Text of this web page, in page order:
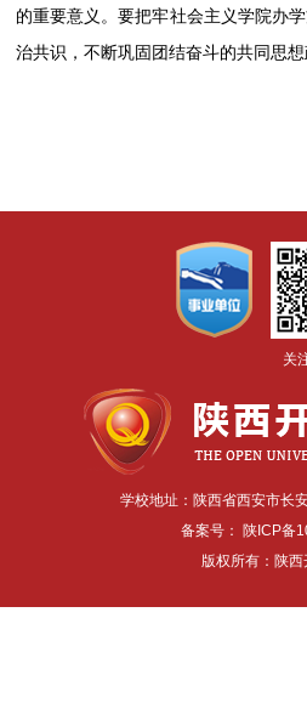
的重要意义。要把牢社会主义学院办
治共识，不断巩固团结奋斗的共同思想
关
学校地址：陕西省西安市长
备案号： 陕ICP备
版权所有：陕